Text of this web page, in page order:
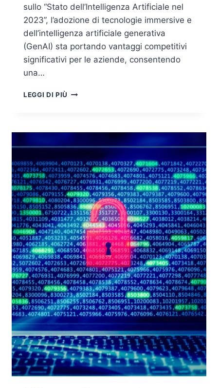
sullo “Stato dell’Intelligenza Artificiale nel
2023”, l’adozione di tecnologie immersive e
dell’intelligenza artificiale generativa
(GenAI) sta portando vantaggi competitivi
significativi per le aziende, consentendo
una…
LEGGI DI PIÙ VIRTUAL
PER
RECRUITMENT
AWARENESS
IN
UN
MONDO
DIGITALE